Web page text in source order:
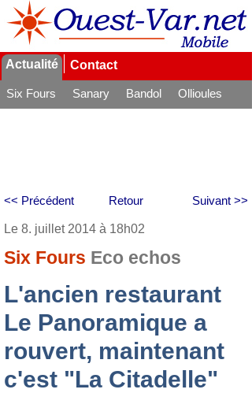
Actualité Contact
Six Fours Sanary Bandol
Ollioules
Retour
<< Précédent Suivant >>
Le 8. juillet 2014 à 18h02
Six Fours Eco echos
L'ancien restaurant
Le Panoramique a
rouvert, maintenant
c'est "La Citadelle"